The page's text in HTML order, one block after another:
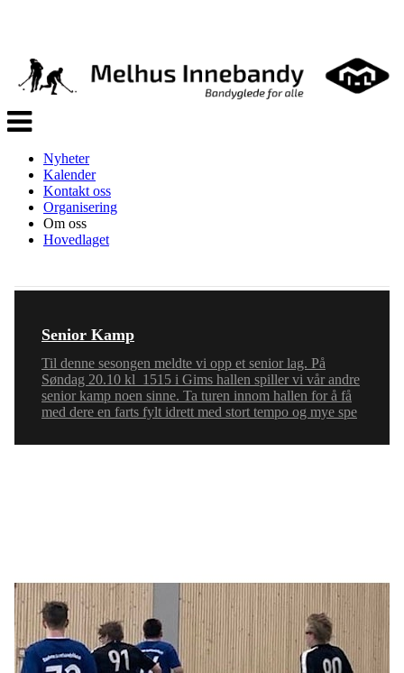
Veksle
navigasjon
Nyheter
Kalender
Kontakt oss
Organisering
Om oss
Hovedlaget
Senior Kamp
Til denne sesongen meldte vi opp et senior lag. På
Søndag 20.10 kl 1515 i Gims hallen spiller vi vår andre
senior kamp noen sinne. Ta turen innom hallen for å få
med dere en farts fylt idrett med stort tempo og mye spe